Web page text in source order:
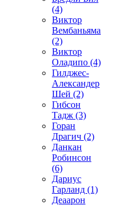
(4)
Виктор
Вембаньяма
(2)
Виктор
Оладипо (4)
Гилджес-
Александер
Шей (2)
Гибсон
Тадж (3)
Горан
Драгич (2)
Данкан
Робинсон
(6)
Дариус
Гарланд (1)
Деаарон